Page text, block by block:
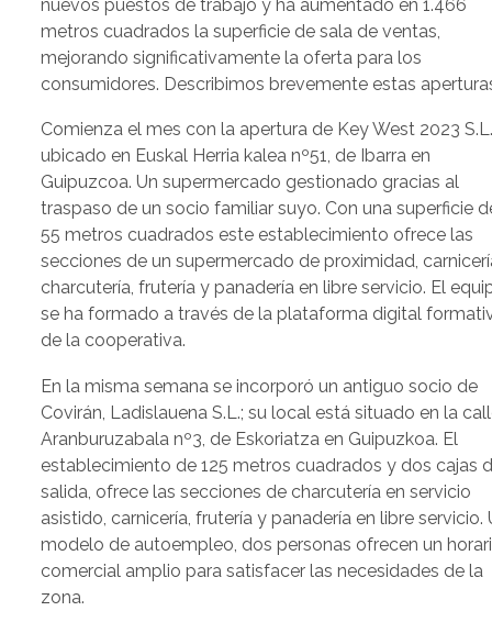
nuevos puestos de trabajo y ha aumentado en 1.466
metros cuadrados la superficie de sala de ventas,
mejorando significativamente la oferta para los
consumidores. Describimos brevemente estas
Comienza el mes con la apertura de Key West 2023
ubicado en Euskal Herria kalea nº51, de Ibarra en
Guipuzcoa. Un supermercado gestionado gracias al
traspaso de un socio familiar suyo. Con una superficie
55 metros cuadrados este establecimiento ofrece las
secciones de un supermercado de proximidad,
charcutería, frutería y panadería en libre servicio. El
se ha formado a través de la plataforma digital
de la cooperativa.
En la misma semana se incorporó un antiguo socio de
Covirán, Ladislauena S.L.; su local está situado en la
Aranburuzabala nº3, de Eskoriatza en Guipuzkoa. El
establecimiento de 125 metros cuadrados y dos cajas
salida, ofrece las secciones de charcutería en servicio
asistido, carnicería, frutería y panadería en libre servicio.
modelo de autoempleo, dos personas ofrecen un
comercial amplio para satisfacer las necesidades de la
zona.